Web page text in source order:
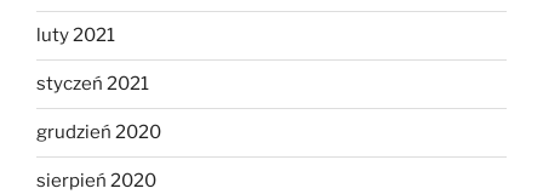
luty 2021
styczeń 2021
grudzień 2020
sierpień 2020